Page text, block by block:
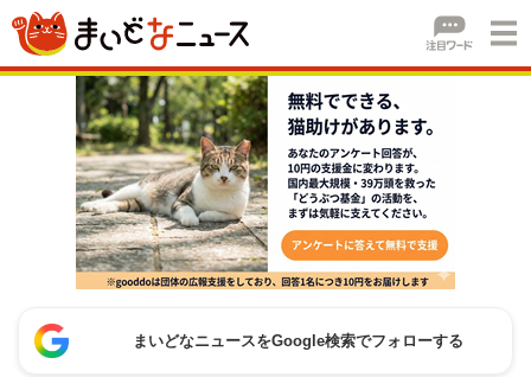
まいどなニュースをGoogle検索でフォローする